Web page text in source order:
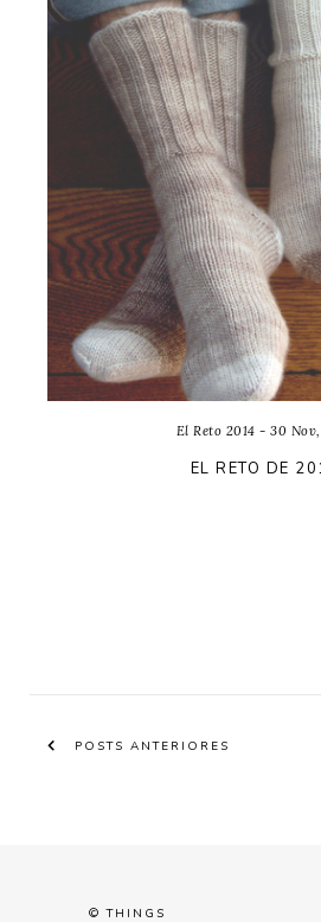
El Reto 2014 - 30
EL RETO DE
POSTS ANTERIORES
© THINGS